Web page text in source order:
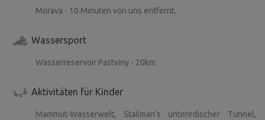
Morava - 10 Minuten von uns entfernt.
Wassersport
Wasserreservoir Pastviny - 20km
Aktivitäten für Kinder
Mammut-Wasserwelt, Stailman's unterirdischer Tunnel,